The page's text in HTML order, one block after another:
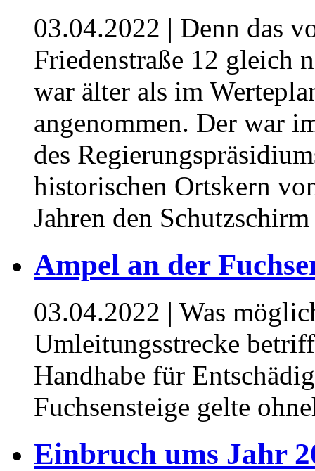
03.04.2022 | Denn das
Friedenstraße 12 gleich
war älter als im
angenommen. Der war
des
historischen Ortskern
Jahren den
Ampel an der
03.04.2022 | Was
Umleitungsstrecke
Handhabe für
Fuchsensteige gelte
Einbruch ums Jahr